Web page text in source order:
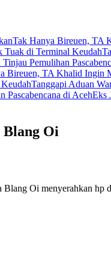
Tak Hanya Bireuen, TA
Tuak di Terminal Keudah
Pemulihan
Bireuen, TA Khalid Ingin
Tanggapi Aduan
Pascabencana di AcehEks
Blang Oi
Oi menyerahkan